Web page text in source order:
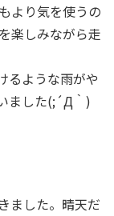
より気を使うの
楽しみながら走
るような雨がや
ました(;´Д｀)
ました。晴天だ